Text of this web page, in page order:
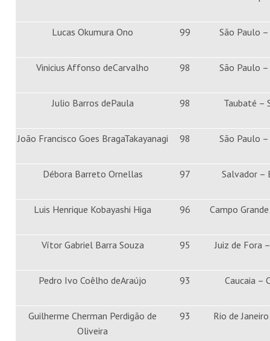
Lucas Okumura Ono 99 São Paulo –
Vinicius Affonso deCarvalho 98 São Paulo –
Julio Barros dePaula 98 Taubaté –
João Francisco Goes BragaTakayanagi 98 São Paulo –
Débora Barreto Ornellas 97 Salvador –
Luis Henrique Kobayashi Higa 96 Campo
Vítor Gabriel Barra Souza 95 Juiz de Fora
Pedro Ivo Coêlho deAraújo 93 Caucaia –
Guilherme Cherman Perdigão de
Oliveira
93 Rio de